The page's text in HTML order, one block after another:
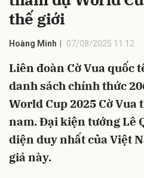
thế giới
Hoàng Minh 07/08/2025 11:12
Liên đoàn Cờ Vua quốc
danh sách chính thức
World Cup 2025 Cờ
nam. Đại kiện tướng Lê
diện duy nhất của Việt
giá này.